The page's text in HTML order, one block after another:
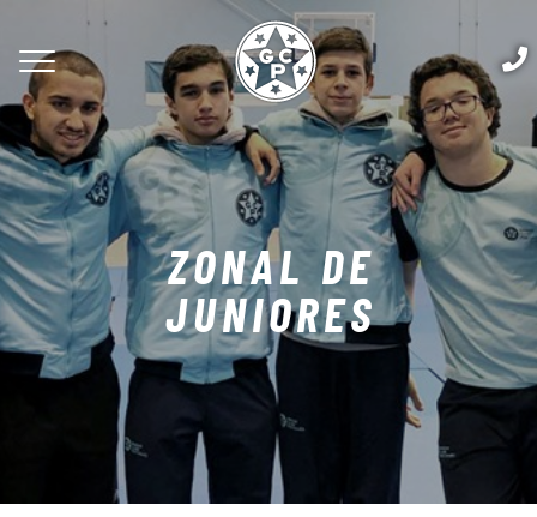
ZONAL DE
JUNIORES